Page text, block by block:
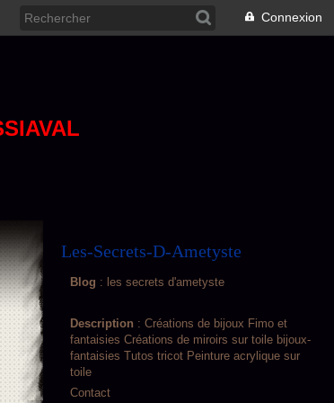
Connexion
Les-Secrets-D-Ametyste
Blog : les secrets d'ametyste
Description : Créations de bijoux Fimo et
fantaisies Créations de miroirs sur toile bijoux-
fantaisies Tutos tricot Peinture acrylique sur
toile
Contact